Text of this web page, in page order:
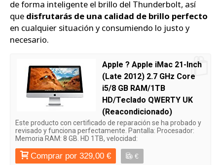
de forma inteligente el brillo del Thunderbolt, así
que disfrutarás de una calidad de brillo perfecto
en cualquier situación y consumiendo lo justo y
necesario.
Apple ? Apple iMac 21-Inch
(Late 2012) 2.7 GHz Core
i5/8 GB RAM/1TB
HD/Teclado QWERTY UK
(Reacondicionado)
Este producto con certificado de reparación se ha probado y
revisado y funciona perfectamente. Pantalla: Procesador:
Memoria RAM: 8 GB. HD 1TB, velocidad:
Comprar por 329,00 € €